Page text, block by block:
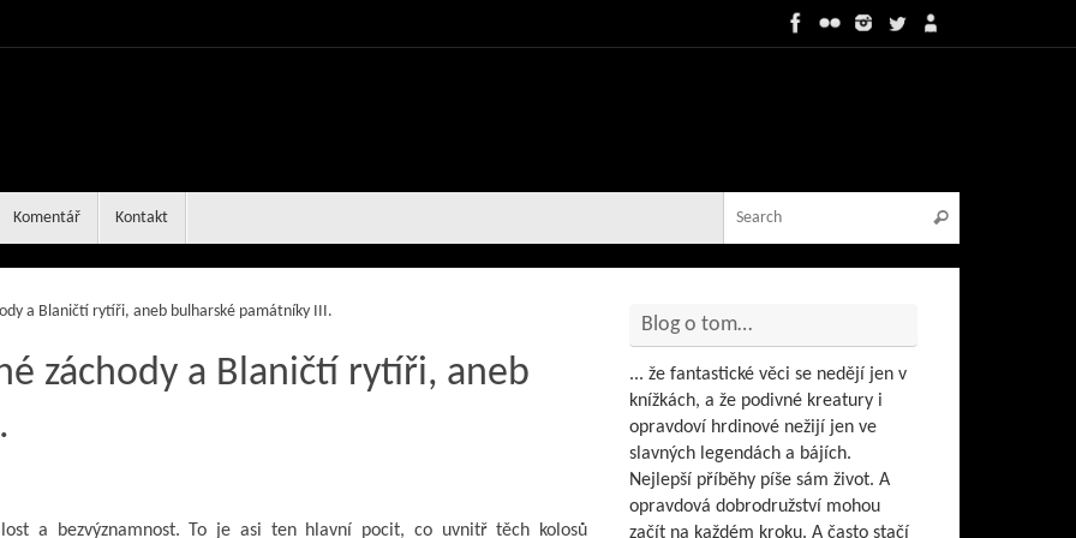
Komentář Kontakt Search
a Blaničtí rytíři, aneb bulharské památníky III.
záchody a Blaničtí rytíři, aneb
a bezvýznamnost. To je asi ten hlavní pocit, co uvnitř těch kolosů
Blog o tom…
... že fantastické věci se nedějí jen v
knížkách, a že podivné kreatury i
opravdoví hrdinové nežijí jen ve
slavných legendách a bájích.
Nejlepší příběhy píše sám život. A
opravdová dobrodružství mohou
začít na každém kroku. A často stačí